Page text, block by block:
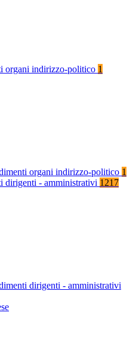
organi indirizzo-politico 1
organi indirizzo-politico 1
dirigenti - amministrativi 1217
dirigenti - amministrativi